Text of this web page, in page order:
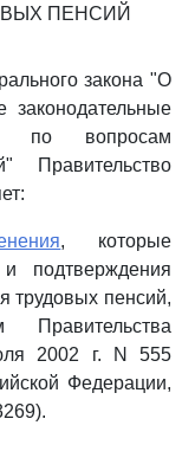
ПЕНСИЙ
закона "О
законодательные
по вопросам
Правительство
, которые
подтверждения
трудовых пенсий,
Правительства
2002 г. N 555
Федерации,